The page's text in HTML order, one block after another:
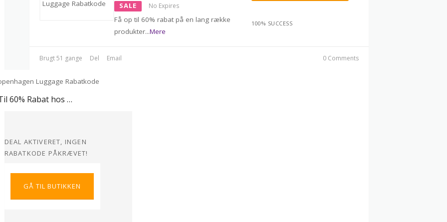
SALE No Expires
Få op til 60% rabat på en lang række
produkter...Mere
100% SUCCESS
Brugt 51 gange Del Email 0 Comments
Op Til 60% Rabat hos Copenhagen Luggage
DEAL AKTIVERET, INGEN
RABATKODE PÅKRÆVET!
GÅ TIL BUTIKKEN